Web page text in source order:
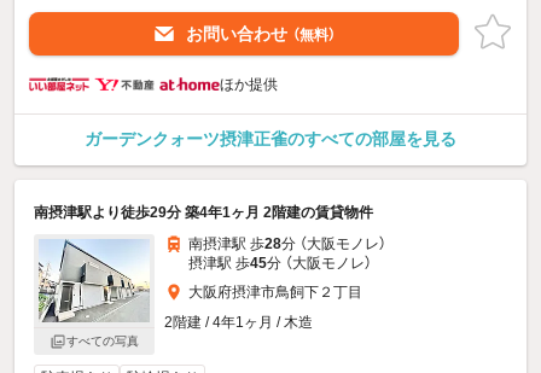
お問い合わせ （無料）
ほか提供
ガーデンクォーツ摂津正雀のすべての部屋を見る
南摂津駅より徒歩29分 築4年1ヶ月 2階建の賃貸物件
すべての写真
南摂津駅 歩28分 （大阪モノレ）
摂津駅 歩45分 （大阪モノレ）
大阪府摂津市鳥飼下２丁目
2階建 / 4年1ヶ月 / 木造